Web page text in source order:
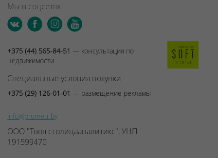
Мы в соцсетях
+375 (44) 565-84-51 — консультация по
недвижимости
Специальные условия покупки
+375 (29) 126-01-01 — размещение рекламы
info@prometr.by
ООО "Твоя столицааналитикс", УНП
191599470